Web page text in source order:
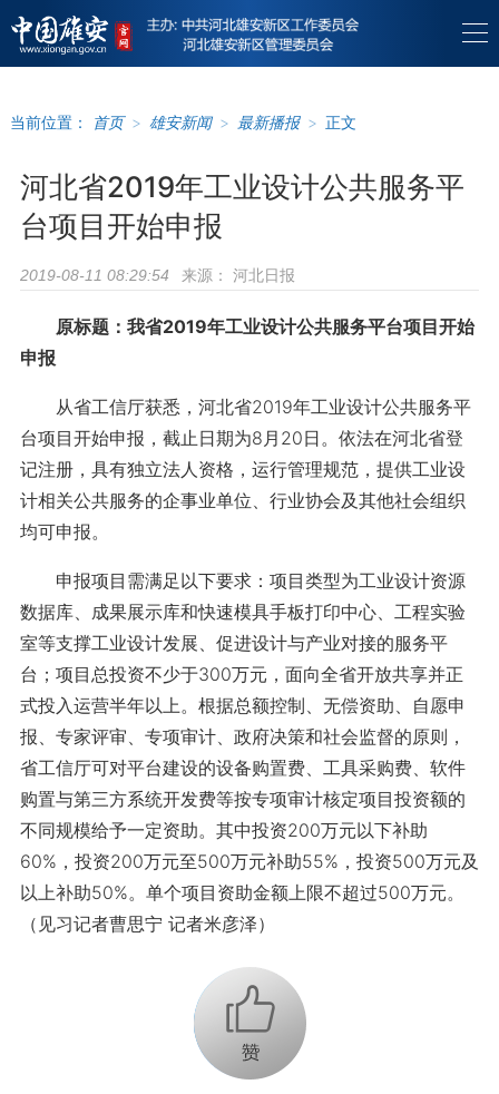
当前位置： 首页 > 雄安新闻 > 最新播报 > 正文
河北省2019年工业设计公共服务平
台项目开始申报
2019-08-11 08:29:54 来源： 河北日报
原标题：我省2019年工业设计公共服务平台项目开始
申报
从省工信厅获悉，河北省2019年工业设计公共服务平
台项目开始申报，截止日期为8月20日。依法在河北省登
记注册，具有独立法人资格，运行管理规范，提供工业设
计相关公共服务的企事业单位、行业协会及其他社会组织
均可申报。
申报项目需满足以下要求：项目类型为工业设计资源
数据库、成果展示库和快速模具手板打印中心、工程实验
室等支撑工业设计发展、促进设计与产业对接的服务平
台；项目总投资不少于300万元，面向全省开放共享并正
式投入运营半年以上。根据总额控制、无偿资助、自愿申
报、专家评审、专项审计、政府决策和社会监督的原则，
省工信厅可对平台建设的设备购置费、工具采购费、软件
购置与第三方系统开发费等按专项审计核定项目投资额的
不同规模给予一定资助。其中投资200万元以下补助
60%，投资200万元至500万元补助55%，投资500万元及
以上补助50%。单个项目资助金额上限不超过500万元。
（见习记者曹思宁 记者米彦泽）
+1